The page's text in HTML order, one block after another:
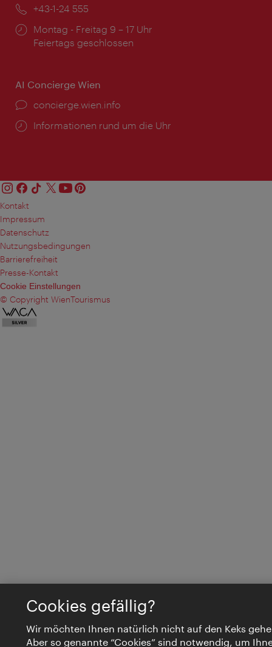
Telefon:
+43-1-24 555
Öffnungszeiten:
Montag - Freitag 9 – 17 Uhr
Feiertags geschlossen
AI Concierge Wien
Ort:
concierge.wien.info
Öffnungszeiten:
Informationen rund um die Uhr
Kontakt
Impressum
Datenschutz
Nutzungsbedingungen
Barrierefreiheit
Presse-Kontakt
Cookie Einstellungen
© Copyright WienTourismus
Cookies gefällig?
Wir möchten Ihnen natürlich nicht auf den Keks
Aber so genannte “Cookies” sind notwendig, um